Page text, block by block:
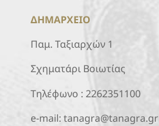
ΔΗΜΑΡΧΕΙΟ
Παμ. Ταξιαρχών 1
Σχηματάρι Βοιωτίας
Τηλέφωνο : 2262351100
e-mail: tanagra@tanagra.gr